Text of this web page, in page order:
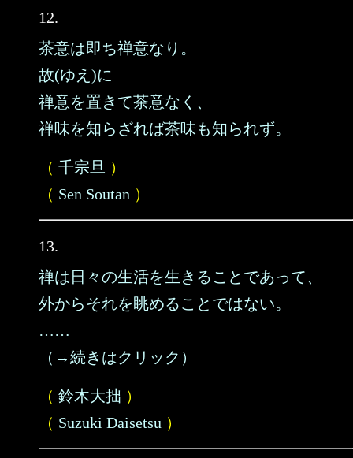
12.
茶意は即ち禅意なり。
故(ゆえ)に
禅意を置きて茶意なく、
禅味を知らざれば茶味も知られず。
（ 千宗旦 ）
（ Sen Soutan ）
13.
禅は日々の生活を生きることであって、
外からそれを眺めることではない。
……
（→続きはクリック）
（ 鈴木大拙 ）
（ Suzuki Daisetsu ）